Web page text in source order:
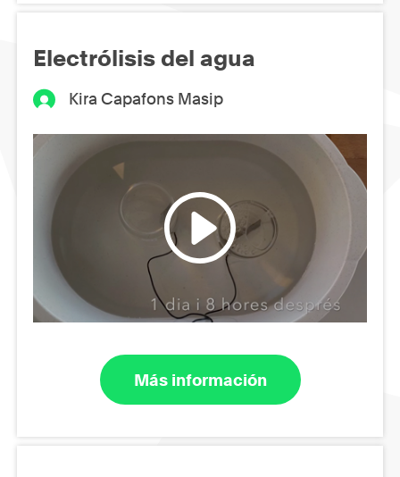
Electrólisis del agua
Kira Capafons Masip
Más información